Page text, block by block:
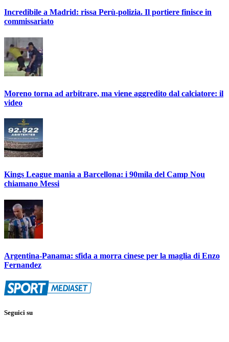
Incredibile a Madrid: rissa Perù-polizia. Il portiere finisce in
commissariato
Moreno torna ad arbitrare, ma viene aggredito dal calciatore: il
video
Kings League mania a Barcellona: i 90mila del Camp Nou
chiamano Messi
Argentina-Panama: sfida a morra cinese per la maglia di Enzo
Fernandez
Seguici su